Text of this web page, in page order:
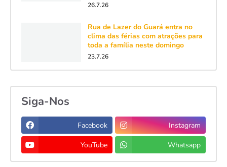
26.7.26
Rua de Lazer do Guará entra no
clima das férias com atrações para
toda a família neste domingo
23.7.26
Siga-Nos
Facebook Instagram
YouTube Whatsapp